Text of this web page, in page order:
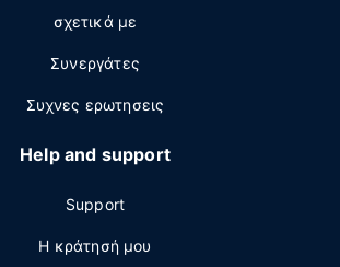
σχετικά με
Συνεργάτες
Συχνες ερωτησεις
Help and support
Support
Η κράτησή μου